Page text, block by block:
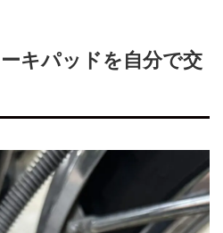
キパッドを自分で交